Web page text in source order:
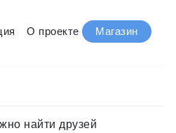
О проекте Магазин
найти друзей